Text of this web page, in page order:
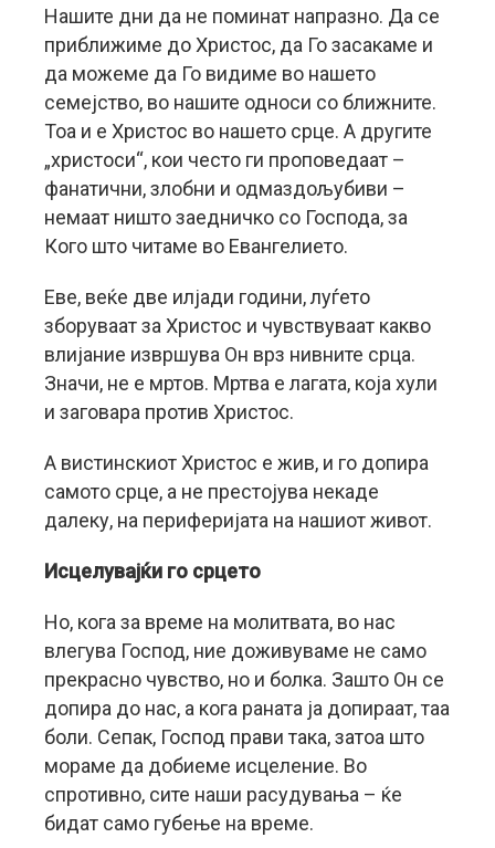
Нашите дни да не поминат напразно. Да се
приближиме до Христос, да Го засакаме и
да можеме да Го видиме во нашето
семејство, во нашите односи со ближните.
Тоа и е Христос во нашето срце. А другите
„христоси“, кои често ги проповедаат –
фанатични, злобни и одмаздољубиви –
немаат ништо заедничко со Господа, за
Кого што читаме во Евангелието.
Еве, веќе две илјади години, луѓето
зборуваат за Христос и чувствуваат какво
влијание извршува Он врз нивните срца.
Значи, не е мртов. Мртва е лагата, која хули
и заговара против Христос.
А вистинскиот Христос е жив, и го допира
самото срце, а не престојува некаде
далеку, на периферијата на нашиот живот.
Исцелувајќи го срцето
Но, кога за време на молитвата, во нас
влегува Господ, ние доживуваме не само
прекрасно чувство, но и болка. Зашто Он се
допира до нас, а кога раната ја допираат, таа
боли. Сепак, Господ прави така, затоа што
мораме да добиеме исцеление. Во
спротивно, сите наши расудувања – ќе
бидат само губење на време.